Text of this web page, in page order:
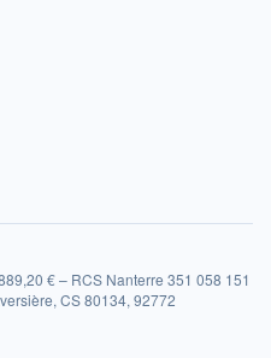
€ – RCS Nanterre 351 058 151
CS 80134, 92772